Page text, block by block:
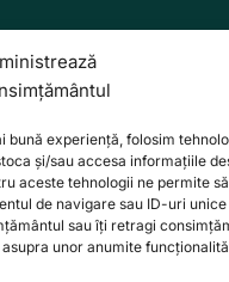
bună experiență, folosim
și/sau accesa informațiile
aceste tehnologii ne permite
de navigare sau ID-uri unice
sau îți retragi
unor anumite